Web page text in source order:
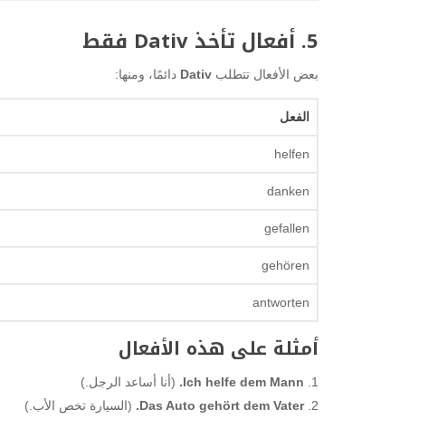
5. أفعال تأخذ Dativ فقط
بعض الأفعال تتطلب Dativ دائمًا، ومنها:
الفعل
helfen
danken
gefallen
gehören
antworten
أمثلة على هذه الأفعال
Ich helfe dem Mann.
(أنا أساعد الرجل.)
Das Auto gehört dem Vater.
(السيارة تخص الأب.)